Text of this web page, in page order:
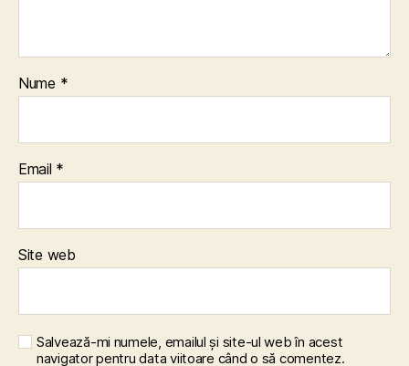
Nume *
Email *
Site web
Salvează-mi numele, emailul și site-ul web în acest
navigator pentru data viitoare când o să comentez.